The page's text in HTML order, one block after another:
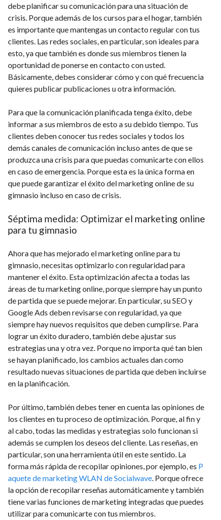
debe planificar su comunicación para una situación de
crisis. Porque además de los cursos para el hogar, también
es importante que mantengas un contacto regular con tus
clientes. Las redes sociales, en particular, son ideales para
esto, ya que también es donde sus miembros tienen la
oportunidad de ponerse en contacto con usted.
Básicamente, debes considerar cómo y con qué frecuencia
quieres publicar publicaciones u otra información.
Para que la comunicación planificada tenga éxito, debe
informar a sus miembros de esto a su debido tiempo. Tus
clientes deben conocer tus redes sociales y todos los
demás canales de comunicación incluso antes de que se
produzca una crisis para que puedas comunicarte con ellos
en caso de emergencia. Porque esta es la única forma en
que puede garantizar el éxito del marketing online de su
gimnasio incluso en caso de crisis.
Séptima medida: Optimizar el marketing online
para tu gimnasio
Ahora que has mejorado el marketing online para tu
gimnasio, necesitas optimizarlo con regularidad para
mantener el éxito. Esta optimización afecta a todas las
áreas de tu marketing online, porque siempre hay un punto
de partida que se puede mejorar. En particular, su SEO y
Google Ads deben revisarse con regularidad, ya que
siempre hay nuevos requisitos que deben cumplirse. Para
lograr un éxito duradero, también debe ajustar sus
estrategias una y otra vez. Porque no importa qué tan bien
se hayan planificado, los cambios actuales dan como
resultado nuevas situaciones de partida que deben incluirse
en la planificación.
Por último, también debes tener en cuenta las opiniones de
los clientes en tu proceso de optimización. Porque, al fin y
al cabo, todas las medidas y estrategias solo funcionan si
además se cumplen los deseos del cliente. Las reseñas, en
particular, son una herramienta útil en este sentido. La
forma más rápida de recopilar opiniones, por ejemplo, es P
aquete de marketing WLAN de Socialwave. Porque ofrece
la opción de recopilar reseñas automáticamente y también
tiene varias funciones de marketing integradas que puedes
utilizar para comunicarte con tus miembros.